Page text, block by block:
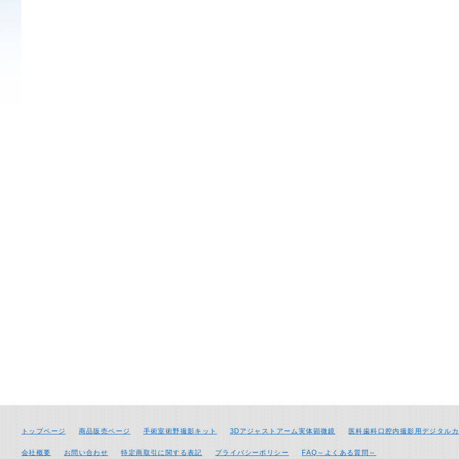
トップページ 商品販売ページ 手術室術野撮影キット 3Dアジャストアーム実体顕微鏡 医科歯科口腔内撮影用デジタル
会社概要 お問い合わせ 特定商取引に関する表記 プライバシーポリシー FAQ～よくある質問～